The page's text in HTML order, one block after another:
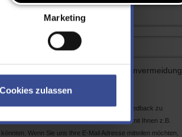
Marketing
Cookies zulassen
ein. Dies dient der Spamvermeidung.
da wir die “Hemmschwelle” für Sie, uns ein Feedback zu
wäre es schön, wenn wir bei Bedarf mit Ihnen z.B.
Wenn Sie uns Ihre E-Mail Adresse mitteilen möchten,